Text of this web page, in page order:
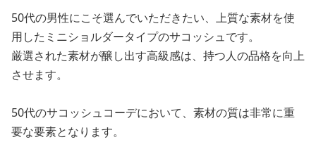
50代の男性にこそ選んでいただきたい、上質な素材を使
用したミニショルダータイプのサコッシュです。
厳選された素材が醸し出す高級感は、持つ人の品格を向上
させます。
50代のサコッシュコーデにおいて、素材の質は非常に重
要な要素となります。